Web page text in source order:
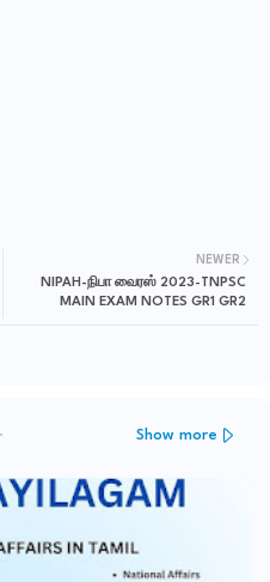
NEWER
NIPAH-நிபா வைரஸ் 2023-TNPSC
MAIN EXAM NOTES GR1 GR2
Show more